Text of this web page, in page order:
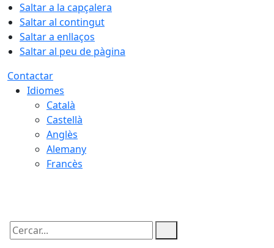
Saltar a la capçalera
Saltar al contingut
Saltar a enllaços
Saltar al peu de pàgina
Contactar
Idiomes
Català
Castellà
Anglès
Alemany
Francès
Cercar: